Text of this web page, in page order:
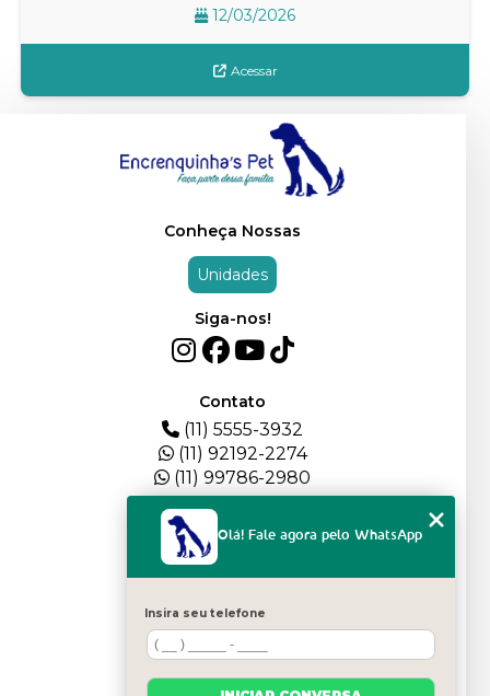
12/03/2026
Acessar
Conheça Nossas
Unidades
Siga-nos!
Contato
(11) 5555-3932
(11) 92192-2274
(11) 99786-2980
QUEM SOMOS
PLANTEL
BLOG
SERVIÇOS
Olá! Fale agora pelo WhatsApp
Insira seu telefone